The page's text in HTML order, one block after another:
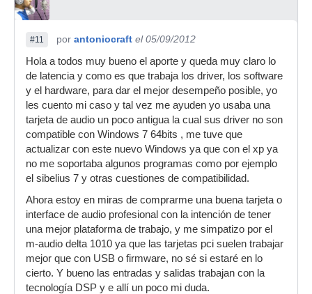
#11 por antoniocraft el 05/09/2012
Hola a todos muy bueno el aporte y queda muy claro lo
de latencia y como es que trabaja los driver, los software
y el hardware, para dar el mejor desempeño posible, yo
les cuento mi caso y tal vez me ayuden yo usaba una
tarjeta de audio un poco antigua la cual sus driver no son
compatible con Windows 7 64bits , me tuve que
actualizar con este nuevo Windows ya que con el xp ya
no me soportaba algunos programas como por ejemplo
el sibelius 7 y otras cuestiones de compatibilidad.
Ahora estoy en miras de comprarme una buena tarjeta o
interface de audio profesional con la intención de tener
una mejor plataforma de trabajo, y me simpatizo por el
m-audio delta 1010 ya que las tarjetas pci suelen trabajar
mejor que con USB o firmware, no sé si estaré en lo
cierto. Y bueno las entradas y salidas trabajan con la
tecnología DSP y e allí un poco mi duda.